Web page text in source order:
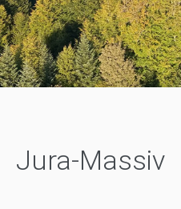
Jura-Massiv